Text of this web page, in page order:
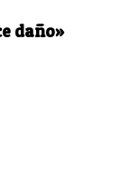
daño»